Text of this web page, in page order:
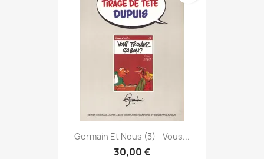
Germain Et Nous (3) - Vous...
30,00 €